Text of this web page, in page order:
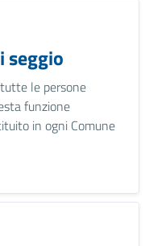
seggio
le persone
funzione
in ogni Comune